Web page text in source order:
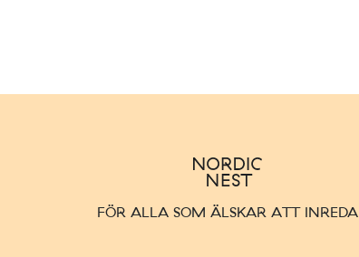
FÖR ALLA SOM ÄLSKAR ATT INREDA